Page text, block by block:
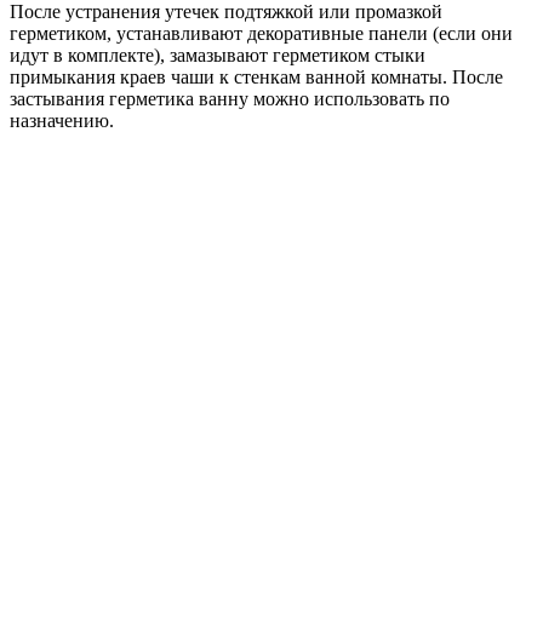
После устранения утечек подтяжкой или промазкой
герметиком, устанавливают декоративные панели (если они
идут в комплекте), замазывают герметиком стыки
примыкания краев чаши к стенкам ванной комнаты. После
застывания герметика ванну можно использовать по
назначению.